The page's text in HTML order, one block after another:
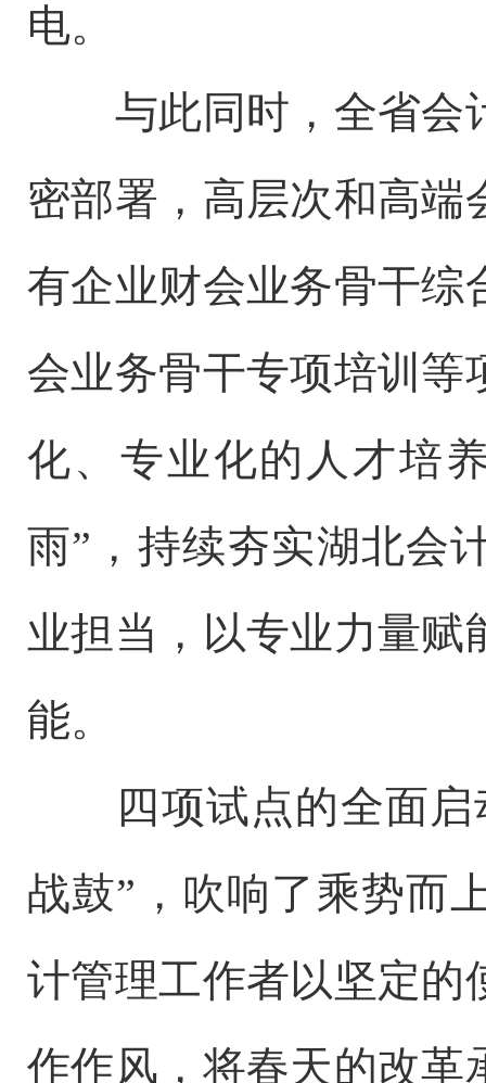
电。
与此同时，全省会
密部署，高层次和高
有企业财会业务骨干综
会业务骨干专项培训等
化、专业化的人才培
雨”，持续夯实湖北会
业担当，以专业力量赋
能。
四项试点的全面启
战鼓”，吹响了乘势而
计管理工作者以坚定的
作作风，将春天的改革